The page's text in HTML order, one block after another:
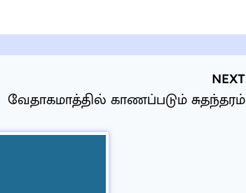
NEXT
வேதாகமாத்தில் காணப்படும் சுதந்தரம்